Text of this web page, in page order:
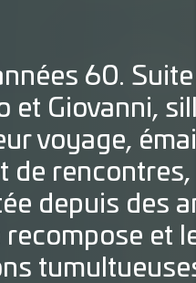
60.
et Giovanni,
voyage,
de
depuis des
recompose et